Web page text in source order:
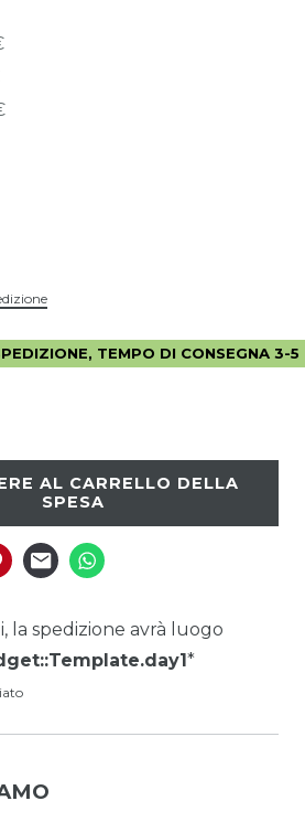
TEMPO DI CONSEGNA 3-5
AL CARRELLO DELLA
SPESA
la spedizione avrà luogo
*